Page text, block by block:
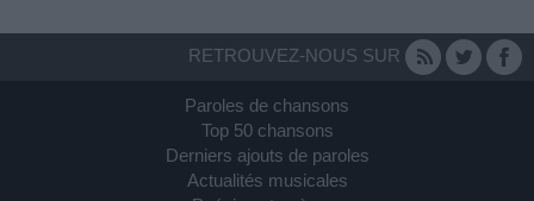
RETROUVEZ-NOUS SUR
Paroles de chansons
Top 50 chansons
Derniers ajouts de paroles
Actualités musicales